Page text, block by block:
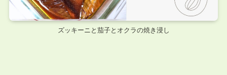
ズッキーニと茄子とオクラの焼き浸し